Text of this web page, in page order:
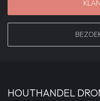
HOUTHANDEL